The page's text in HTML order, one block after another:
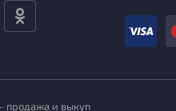
продажа и выкуп